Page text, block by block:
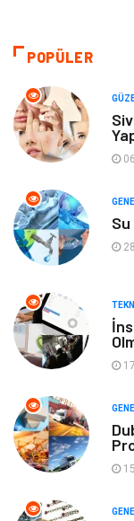
Bilgisayar &
Makine
Giyim
Keyif & Hobi
Gayrimenkul
Finans& Ekonomi
Genel Kültür
Ev İşleri
Mobilya
POPÜLER
Su